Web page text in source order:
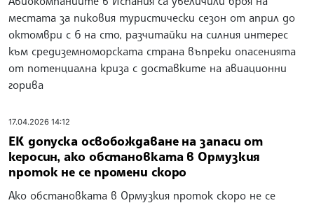
местата за пиковия туристически сезон от април до
октомври с 6 на сто, разчитайки на силния интерес
към средиземноморската страна въпреки опасенията
от потенциална криза с доставките на авиационни
горива
17.04.2026 14:12
ЕК допуска освобождаване на запаси от
керосин, ако обстановката в Ормузкия
проток не се промени скоро
Ако обстановката в Ормузкия проток скоро не се